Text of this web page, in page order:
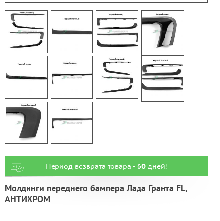
Период возврата товара - 60дней!
Молдинги переднего бампера Лада Гранта FL,
АНТИХРОМ